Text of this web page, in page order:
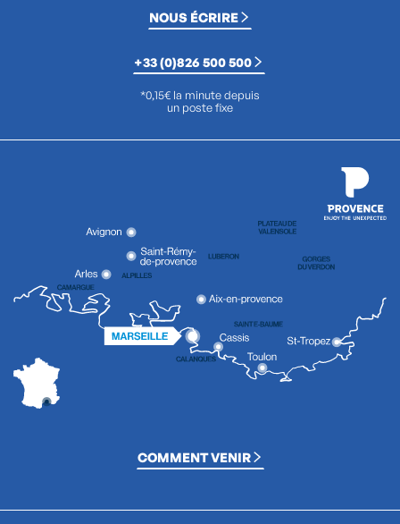
NOUS ÉCRIRE
+33 (0)826 500 500
*0,15€ la minute depuis
un poste fixe
COMMENT VENIR